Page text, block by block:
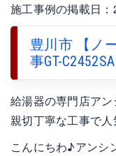
施工事例の掲載日
豊川市 【ノ
事GT-
給湯器の専門店ア
親切丁寧な工事で人
こんにちわ♪アンシ